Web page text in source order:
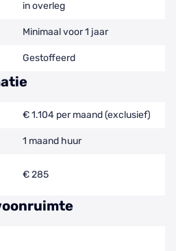
in overleg
Minimaal voor 1 jaar
Gestoffeerd
€ 1.104 per maand (exclusief)
1 maand huur
€ 285